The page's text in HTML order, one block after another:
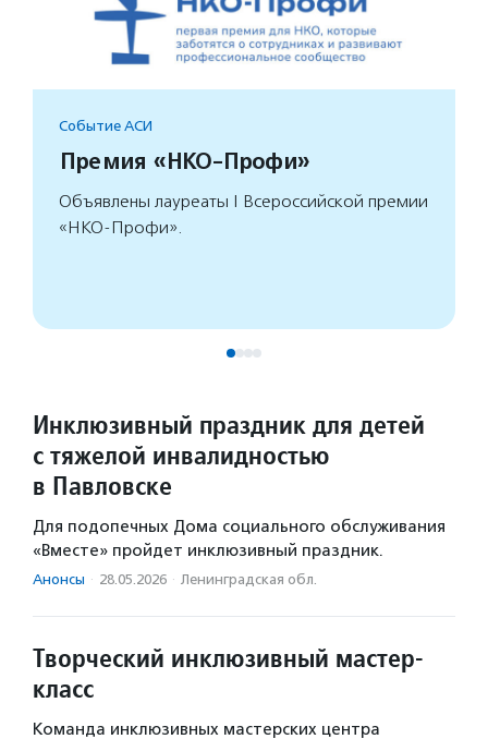
Событие АСИ
Премия «НКО-Профи»
Объявлены лауреаты I Всероссийской премии
«НКО-Профи».
Инклюзивный праздник для детей
с тяжелой инвалидностью
в Павловске
Для подопечных Дома социального обслуживания
«Вместе» пройдет инклюзивный праздник.
Анонсы · 28.05.2026 · Ленинградская обл.
Творческий инклюзивный мастер-
класс
Команда инклюзивных мастерских центра